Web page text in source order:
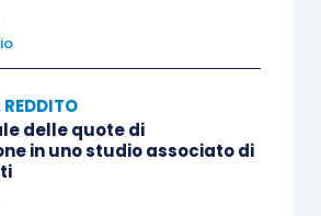
fiscalmente rilevante come
dell’Agenziasi articola su 2
delle quote di
in uno studio associato di